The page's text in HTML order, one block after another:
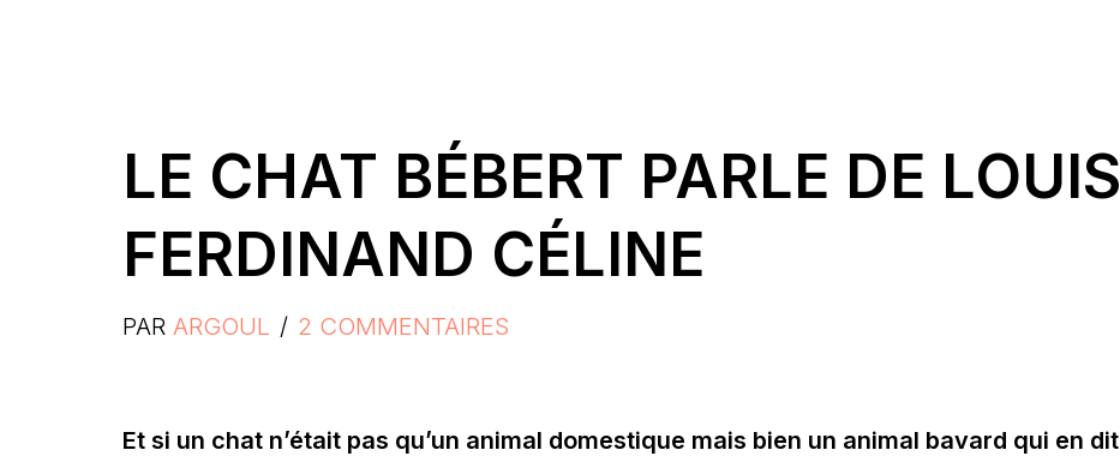
LE CHAT BÉBERT PARLE DE LOUIS
FERDINAND CÉLINE
PAR ARGOUL 2 COMMENTAIRES
Et si un chat n’était pas qu’un animal domestique mais bien un animal bavard qui en dit